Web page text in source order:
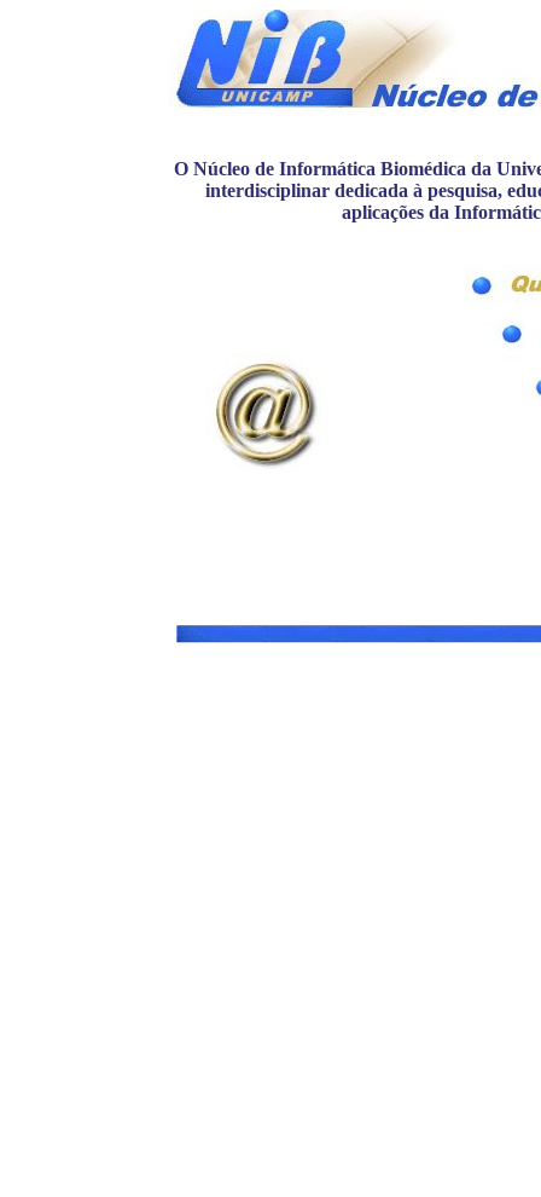
O Núcleo de Informática Biomédica da
interdisciplinar dedicada à pesquisa,
aplicações da